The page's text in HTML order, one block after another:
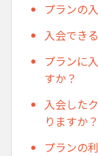
プランの
入会でき
プランに
すか？
入会した
りますか？
プランの